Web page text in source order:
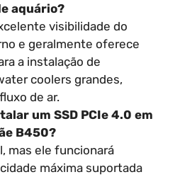
aquário?
visibilidade do
e geralmente oferece
a instalação de
coolers grandes,
de ar.
um SSD PCIe 4.0 em
B450?
mas ele funcionará
máxima suportada